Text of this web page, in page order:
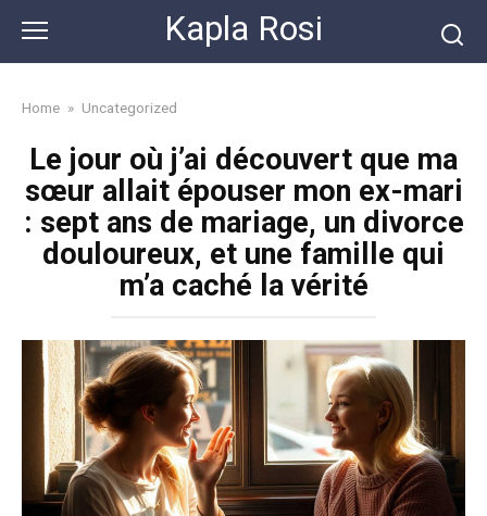
content
Kapla Rosi
Home » Uncategorized
Le jour où j’ai découvert que ma
sœur allait épouser mon ex-mari
: sept ans de mariage, un divorce
douloureux, et une famille qui
m’a caché la vérité